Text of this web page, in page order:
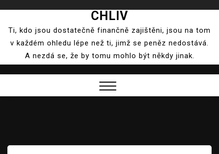
content
CHLIV
Ti, kdo jsou dostatečně finančně zajištěni, jsou na tom
v každém ohledu lépe než ti, jimž se peněz nedostává.
A nezdá se, že by tomu mohlo být někdy jinak.